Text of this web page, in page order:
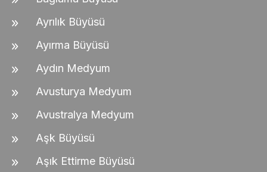
Ayrılık Büyüsü
Ayırma Büyüsü
Aydın Medyum
Avusturya Medyum
Avustralya Medyum
Aşk Büyüsü
Aşık Ettirme Büyüsü